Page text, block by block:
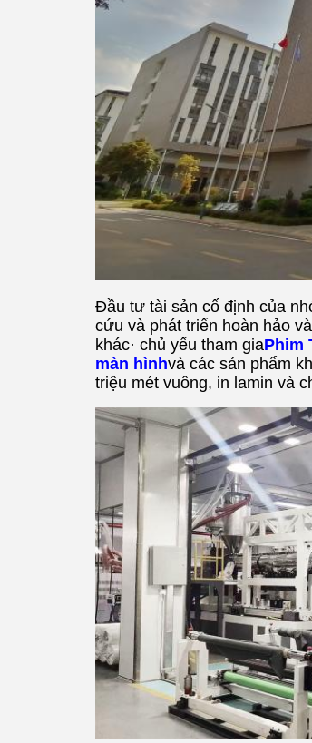
Đầu tư tài sản cố định của
cứu và phát triển hoàn hảo
khác· chủ yếu tham giaPhim
màn hìnhvà các sản phẩm
triệu mét vuông, in lamin và